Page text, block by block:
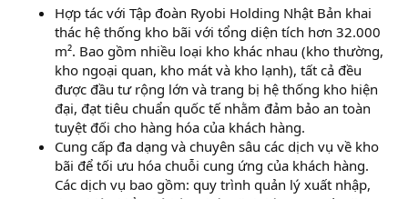
Hợp tác với Tập đoàn Ryobi Holding Nhật Bản khai
thác hệ thống kho bãi với tổng diện tích hơn 32.000
m². Bao gồm nhiều loại kho khác nhau (kho thường,
kho ngoại quan, kho mát và kho lạnh), tất cả đều
được đầu tư rộng lớn và trang bị hệ thống kho hiện
đại, đạt tiêu chuẩn quốc tế nhằm đảm bảo an toàn
tuyệt đối cho hàng hóa của khách hàng.
Cung cấp đa dạng và chuyên sâu các dịch vụ về kho
bãi để tối ưu hóa chuỗi cung ứng của khách hàng.
Các dịch vụ bao gồm: quy trình quản lý xuất nhập,